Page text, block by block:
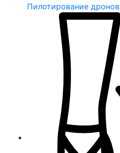
Пилотирование дронов